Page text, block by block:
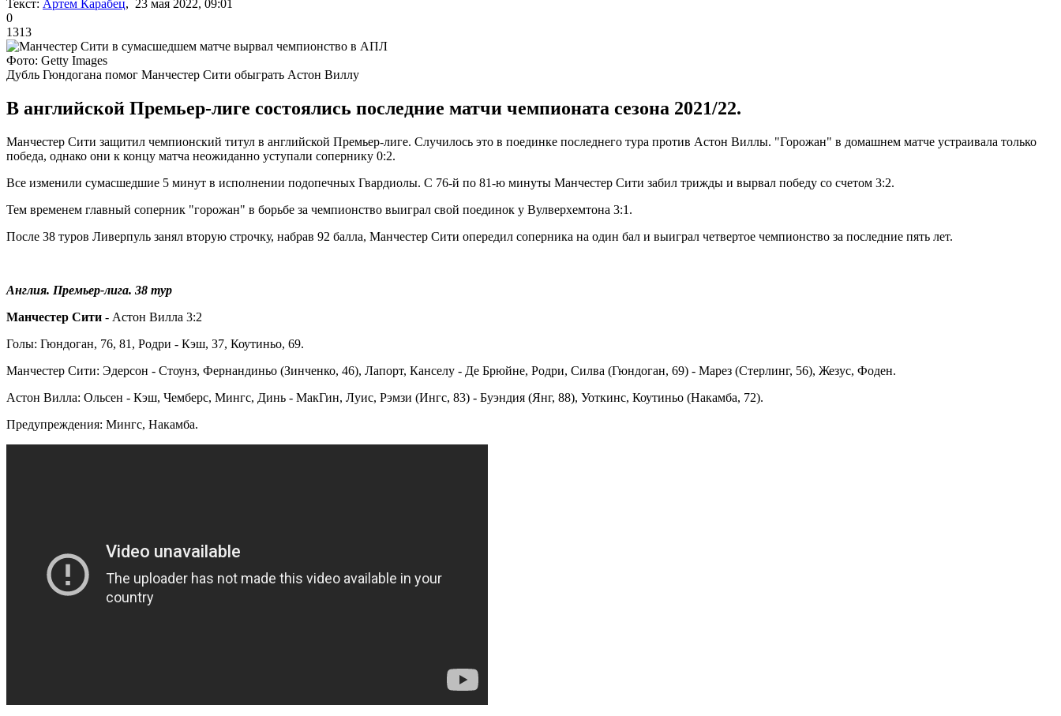
Текст: Артем Карабец, 23 мая 2022, 09:01
0
1313
Фото: Getty Images
Дубль Гюндогана помог Манчестер Сити обыграть Астон Виллу
В английской Премьер-лиге состоялись последние матчи чемпионата сезона 2021/22.
Манчестер Сити защитил чемпионский титул в английской Премьер-лиге. Случилось это в поединке последнего тура против Астон Виллы. "Горожан" в домашнем матче устраивала только
победа, однако они к концу матча неожиданно уступали сопернику 0:2.
Все изменили сумасшедшие 5 минут в исполнении подопечных Гвардиолы. С 76-й по 81-ю минуты Манчестер Сити забил трижды и вырвал победу со счетом 3:2.
Тем временем главный соперник "горожан" в борьбе за чемпионство выиграл свой поединок у Вулверхемтона 3:1.
После 38 туров Ливерпуль занял вторую строчку, набрав 92 балла, Манчестер Сити опередил соперника на один бал и выиграл четвертое чемпионство за последние пять лет.
Англия. Премьер-лига. 38 тур
Манчестер Сити - Астон Вилла 3:2
Голы: Гюндоган, 76, 81, Родри - Кэш, 37, Коутиньо, 69.
Манчестер Сити: Эдерсон - Стоунз, Фернандиньо (Зинченко, 46), Лапорт, Канселу - Де Брюйне, Родри, Силва (Гюндоган, 69) - Марез (Стерлинг, 56), Жезус, Фоден.
Астон Вилла: Ольсен - Кэш, Чемберс, Мингс, Динь - МакГин, Луис, Рэмзи (Ингс, 83) - Буэндия (Янг, 88), Уоткинс, Коутиньо (Накамба, 72).
Предупреждения: Мингс, Накамба.